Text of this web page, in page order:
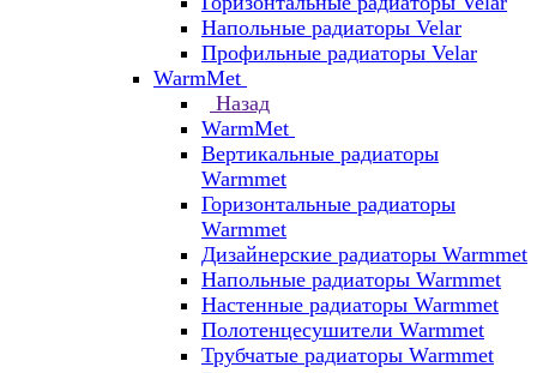
Напольные радиаторы Velar
Профильные радиаторы Velar
WarmMet
Назад
WarmMet
Вертикальные радиаторы
Warmmet
Горизонтальные радиаторы
Warmmet
Дизайнерские радиаторы Warmmet
Напольные радиаторы Warmmet
Настенные радиаторы Warmmet
Полотенцесушители Warmmet
Трубчатые радиаторы Warmmet